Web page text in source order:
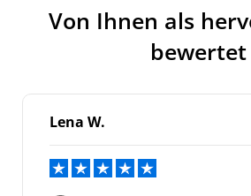
Von Ihnen als
bewertet
Lena W.